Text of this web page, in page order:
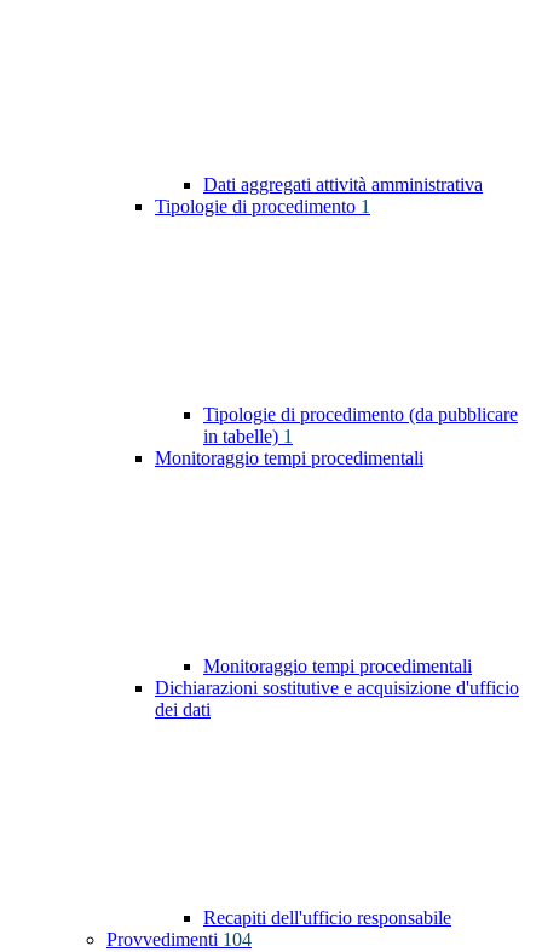
Dati aggregati attività amministrativa
Tipologie di procedimento 1
Tipologie di procedimento (da pubblicare
in tabelle) 1
Monitoraggio tempi procedimentali
Monitoraggio tempi procedimentali
Dichiarazioni sostitutive e acquisizione d'ufficio
dei dati
Recapiti dell'ufficio responsabile
Provvedimenti 104